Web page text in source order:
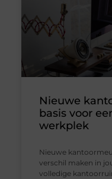
Nieuwe
basis voor
werkplek
Nieuwe
verschil maken in
volledige